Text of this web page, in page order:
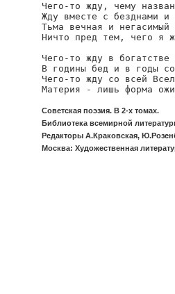
Чего-то жду, чему
Жду вместе с безднами и
Тьма вечная и
Ничто пред тем, чего я
Чего-то жду в богатстве
В годины бед и в годы
Чего-то жду со всей
Материя - лишь форма
Советская поэзия. В 2-х томах.
Библиотека всемирной
Редакторы А.Краковская,
Москва: Художественная